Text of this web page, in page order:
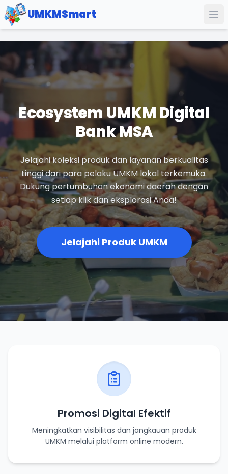
UMKMSmart
Ecosystem UMKM Digital
Bank MSA
Jelajahi koleksi produk dan layanan berkualitas
tinggi dari para pelaku UMKM lokal terkemuka.
Dukung pertumbuhan ekonomi daerah dengan
setiap klik dan eksplorasi Anda!
Jelajahi Produk UMKM
Promosi Digital Efektif
Meningkatkan visibilitas dan jangkauan produk
UMKM melalui platform online modern.